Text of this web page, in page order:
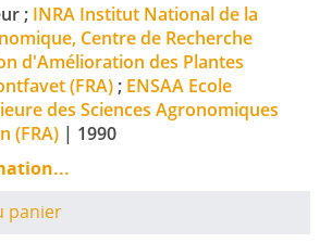
; INRA Institut National de la
Centre de Recherche
d'Amélioration des Plantes
(FRA) ; ENSAA Ecole
des Sciences Agronomiques
(FRA) | 1990
panier